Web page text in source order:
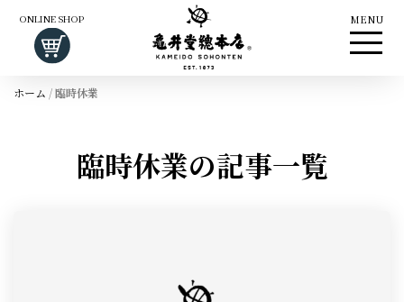
MENU
ONLINE SHOP
ホーム /臨時休業
臨時休業の記事一覧